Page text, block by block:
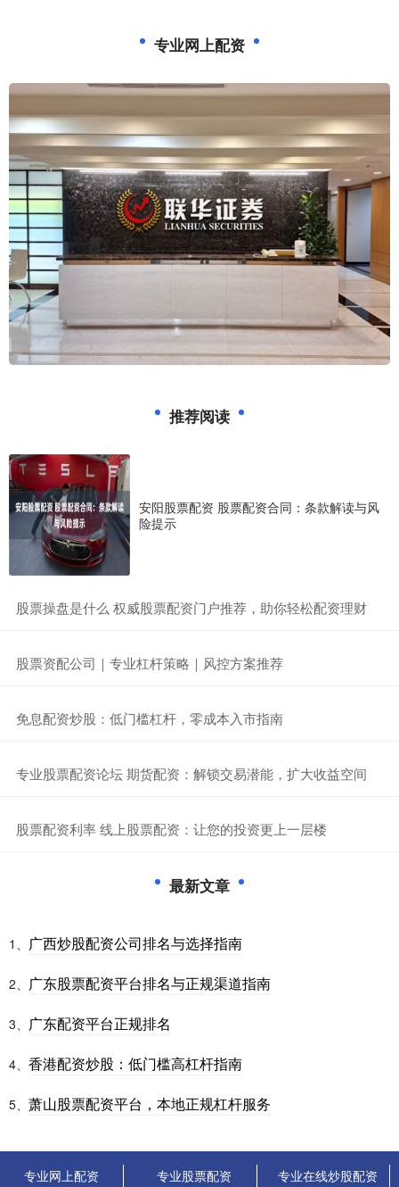
专业网上配资
推荐阅读
安阳股票配资 股票配资合同：条款解读与风
险提示
​股票操盘是什么 权威股票配资门户推荐，助你轻松配资理财
​股票资配公司｜专业杠杆策略｜风控方案推荐
​免息配资炒股：低门槛杠杆，零成本入市指南
​专业股票配资论坛 期货配资：解锁交易潜能，扩大收益空间
​股票配资利率 线上股票配资：让您的投资更上一层楼
最新文章
1、 广西炒股配资公司排名与选择指南
2、 广东股票配资平台排名与正规渠道指南
3、 广东配资平台正规排名
4、 香港配资炒股：低门槛高杠杆指南
5、 萧山股票配资平台，本地正规杠杆服务
专业网上配资 专业股票配资 专业在线炒股配资